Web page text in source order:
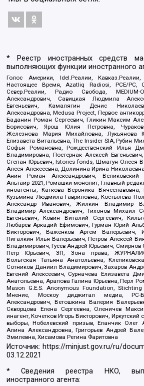
* Реестр иностранных средств
выполняющих функции иностранного
Голос Америки, Idel.Реалии,
Настоящее Время, Azatliq Radiosi, PCE/PC,
Север.Реалии, Радио Свобода, MEDIUM-
Александрович, Савицкая Людмила
Евгеньевич, Камалягин Денис
Александровна, Medusa Project, Первое
Баданин Роман Сергеевич, Гликин Максим
Борисович, Ярош Юлия Петровна,
Железнова Мария Михайловна, Лукьянова
Елизавета Витальевна, The Insider SIA, Рубин
Софья Романовна, Рождественский Илья
Владимировна, Постернак Алексей
Степан Юрьевич, Istories fonds, Шмагун Олеся
Алеся Алексеевна, Долинина Ирина
Анин Роман Александрович, Великовский
Альтаир 2021, Ромашки монолит, Главный
иноагенты, Каткова Вероника
Кузьмина Людмила Гавриловна, Костылева
Александр Иванович, Жилкин Владимир
Владимир Александрович, Тихонов Михаил
Евгеньевич, Ковин Виталий Сергеевич,
Любарев Аркадий Ефимович, Гурман Юрий
Викторович, Важенков Артем Валерьевич,
Пигалкин Илья Валерьевич, Петров Алексей
Владимирович, Гусев Андрей Юрьевич, Смирнов
Петр Юрьевич, ЗП, Зона права,
Вольтская Татьяна Анатольевна,
Сотников Даниил Владимирович, Захаров
Евгений Алексеевич, Сурначева Елизавета
Анатольевна, Арапова Галина Юрьевна, Перл
Mason G.E.S. Anonymous Foundation,
Мнение, Москоу диджитал медиа, РС-
Александрович, Ветошкина Валерия
Скворцова Елена Сергеевна, Оленичев
инагент, Кочетков Игорь Викторович,
выборы, Нобелевский призыв, Еланчик Олег
Алина Александровна, Григорьев Андрей
Эмилевна, Хисамова Регина Фаритовна
Источник: https://minjust.gov.ru/ru/
03.12.2021
* Сведения реестра НКО,
иностранного агента: